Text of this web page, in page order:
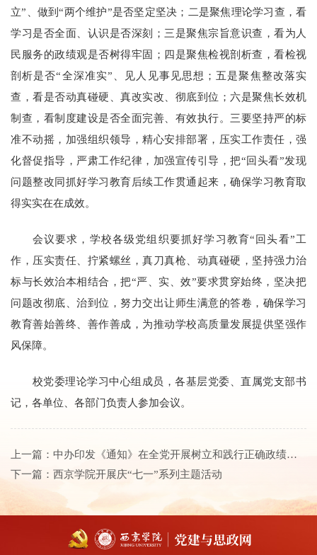
立”、做到“两个维护”是否坚定坚决；二是聚焦理论学习查，看
学习是否全面、认识是否深刻；三是聚焦宗旨意识查，看为人
民服务的政绩观是否树得牢固；四是聚焦检视剖析查，看检视
剖析是否“全深准实”、见人见事见思想；五是聚焦整改落实
查，看是否动真碰硬、真改实改、彻底到位；六是聚焦长效机
制查，看制度建设是否全面完善、有效执行。三要坚持严的标
准不动摇，加强组织领导，精心安排部署，压实工作责任，强
化督促指导，严肃工作纪律，加强宣传引导，把“回头看”发现
问题整改同抓好学习教育后续工作贯通起来，确保学习教育取
得实实在在成效。
会议要求，学校各级党组织要抓好学习教育“回头看”工
作，压实责任、拧紧螺丝，真刀真枪、动真碰硬，坚持强力治
标与长效治本相结合，把“严、实、效”要求贯穿始终，坚决把
问题改彻底、治到位，努力交出让师生满意的答卷，确保学习
教育善始善终、善作善成，为推动学校高质量发展提供坚强作
风保障。
校党委理论学习中心组成员，各基层党委、直属党支部书
记，各单位、各部门负责人参加会议。
上一篇： 中办印发《通知》在全党开展树立和践行正确政绩观学习教育
下一篇： 西京学院开展庆“七一”系列主题活动